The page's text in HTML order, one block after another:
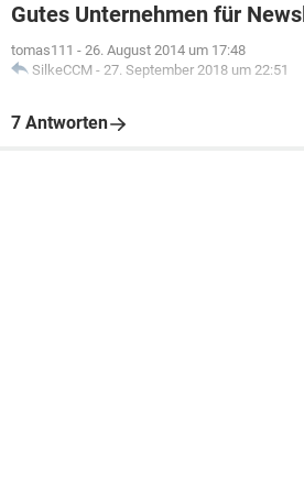
Gutes Unternehmen für
tomas111 - 26. August 2014 um 17:48
SilkeCCM - 27. September 2018 um 22:51
7 Antworten